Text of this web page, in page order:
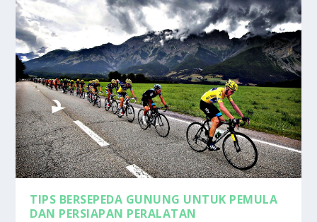
TIPS BERSEPEDA GUNUNG UNTUK PEMULA
DAN PERSIAPAN PERALATAN